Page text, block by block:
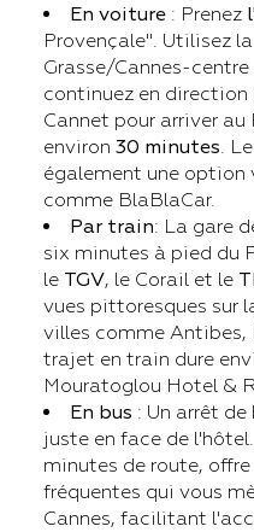
En voiture : Prenez
Provençale". Utilisez
Grasse/Cannes-
continuez en
Cannet pour arriver
environ 30 minutes.
également une
comme BlaBlaCar.
Par train: La gare
six minutes à pied du
le TGV, le Corail et le
vues pittoresques sur
villes comme
trajet en train dure
Mouratoglou Hotel &
En bus : Un arrêt de
juste en face de
minutes de route,
fréquentes qui vous
Cannes, facilitant